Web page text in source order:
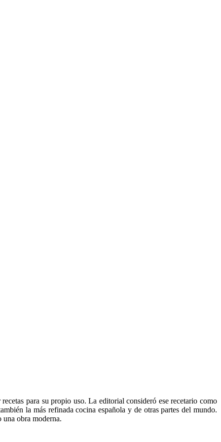
para su propio uso. La editorial consideró ese recetario como
la más refinada cocina española y de otras partes del mundo.
obra moderna.